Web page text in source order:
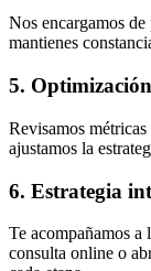
Nos encargamos
mantienes
5.
Revisamos
ajustamos la
6. Estrategia
Te acompañamos a
consulta online o